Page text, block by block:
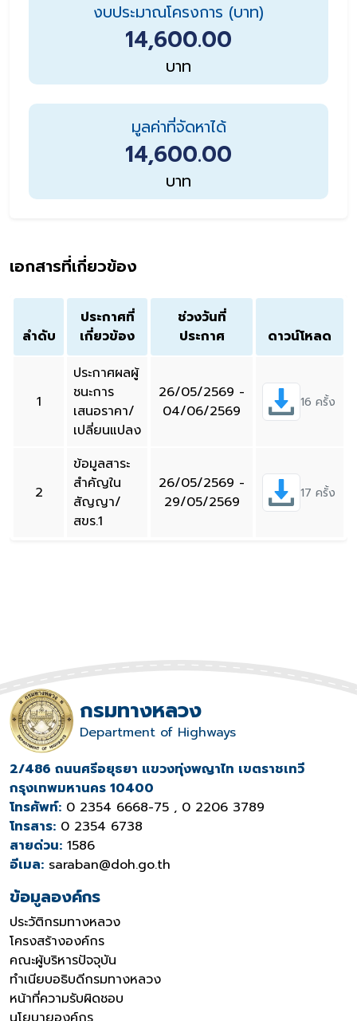
งบประมาณโครงการ (บาท)
14,600.00
บาท
มูลค่าที่จัดหาได้
14,600.00
บาท
เอกสารที่เกี่ยวข้อง
ลำดับ
ประกาศที่
เกี่ยวข้อง
ช่วงวันที่
ประกาศ
ดาวน์โหลด
1
ประกาศผลผู้
ชนะการ
เสนอราคา/
เปลี่ยนแปลง
26/05/2569 -
04/06/2569
16 ครั้ง
2
ข้อมูลสาระ
สำคัญใน
สัญญา/
สขร.1
26/05/2569 -
29/05/2569
17 ครั้ง
กรมทางหลวง
Department of Highways
2/486 ถนนศรีอยุธยา แขวงทุ่งพญาไท เขตราชเทวี
กรุงเทพมหานคร 10400
โทรศัพท์: 0 2354 6668-75 , 0 2206 3789
โทรสาร: 0 2354 6738
สายด่วน: 1586
อีเมล: saraban@doh.go.th
ข้อมูลองค์กร
ประวัติกรมทางหลวง
โครงสร้างองค์กร
คณะผู้บริหารปัจจุบัน
ทำเนียบอธิบดีกรมทางหลวง
หน้าที่ความรับผิดชอบ